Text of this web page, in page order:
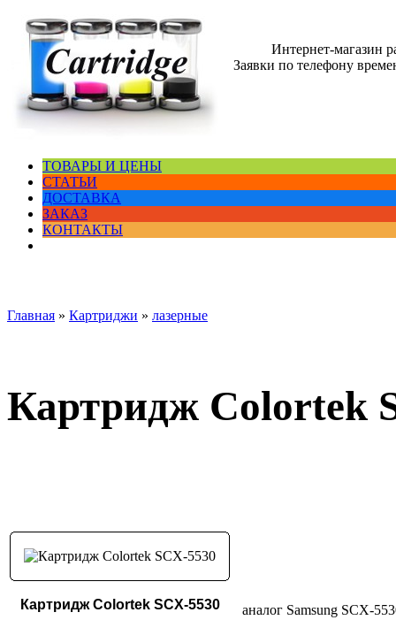
Интернет-магазин
Заявки по телефону
ТОВАРЫ И ЦЕНЫ
СТАТЬИ
ДОСТАВКА
ЗАКАЗ
КОНТАКТЫ
Главная » Картриджи » лазерные
Картридж Colortek
Картридж Colortek SCX-5530 аналог Samsung SCX-